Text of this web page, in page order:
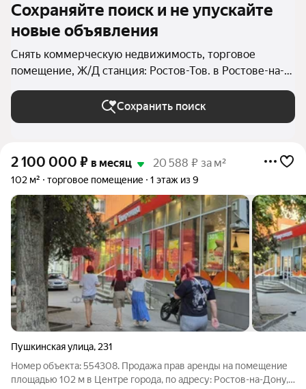
Сохраняйте поиск и не упускайте
новые объявления
Снять коммерческую недвижимость, торговое
помещение, Ж/Д станция: Ростов-Тов. в Ростове-на-
Дону
Сохранить поиск
2 100 000 ₽ в месяц 20 588 ₽ за м²
102 м² торговое помещение 1 этаж из 9
Пушкинская улица, 231
Номер объекта: 554308. Продажа прав аренды на помещение
площадью 102 м в Центре города, по адресу: Ростов-на-Дону,